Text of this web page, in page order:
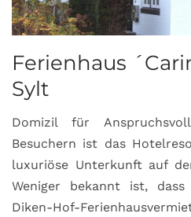
Ferienhaus
Sylt
Domizil für
Besuchern ist das
luxuriöse Unterkunft auf
Weniger bekannt ist,
Diken-Hof-